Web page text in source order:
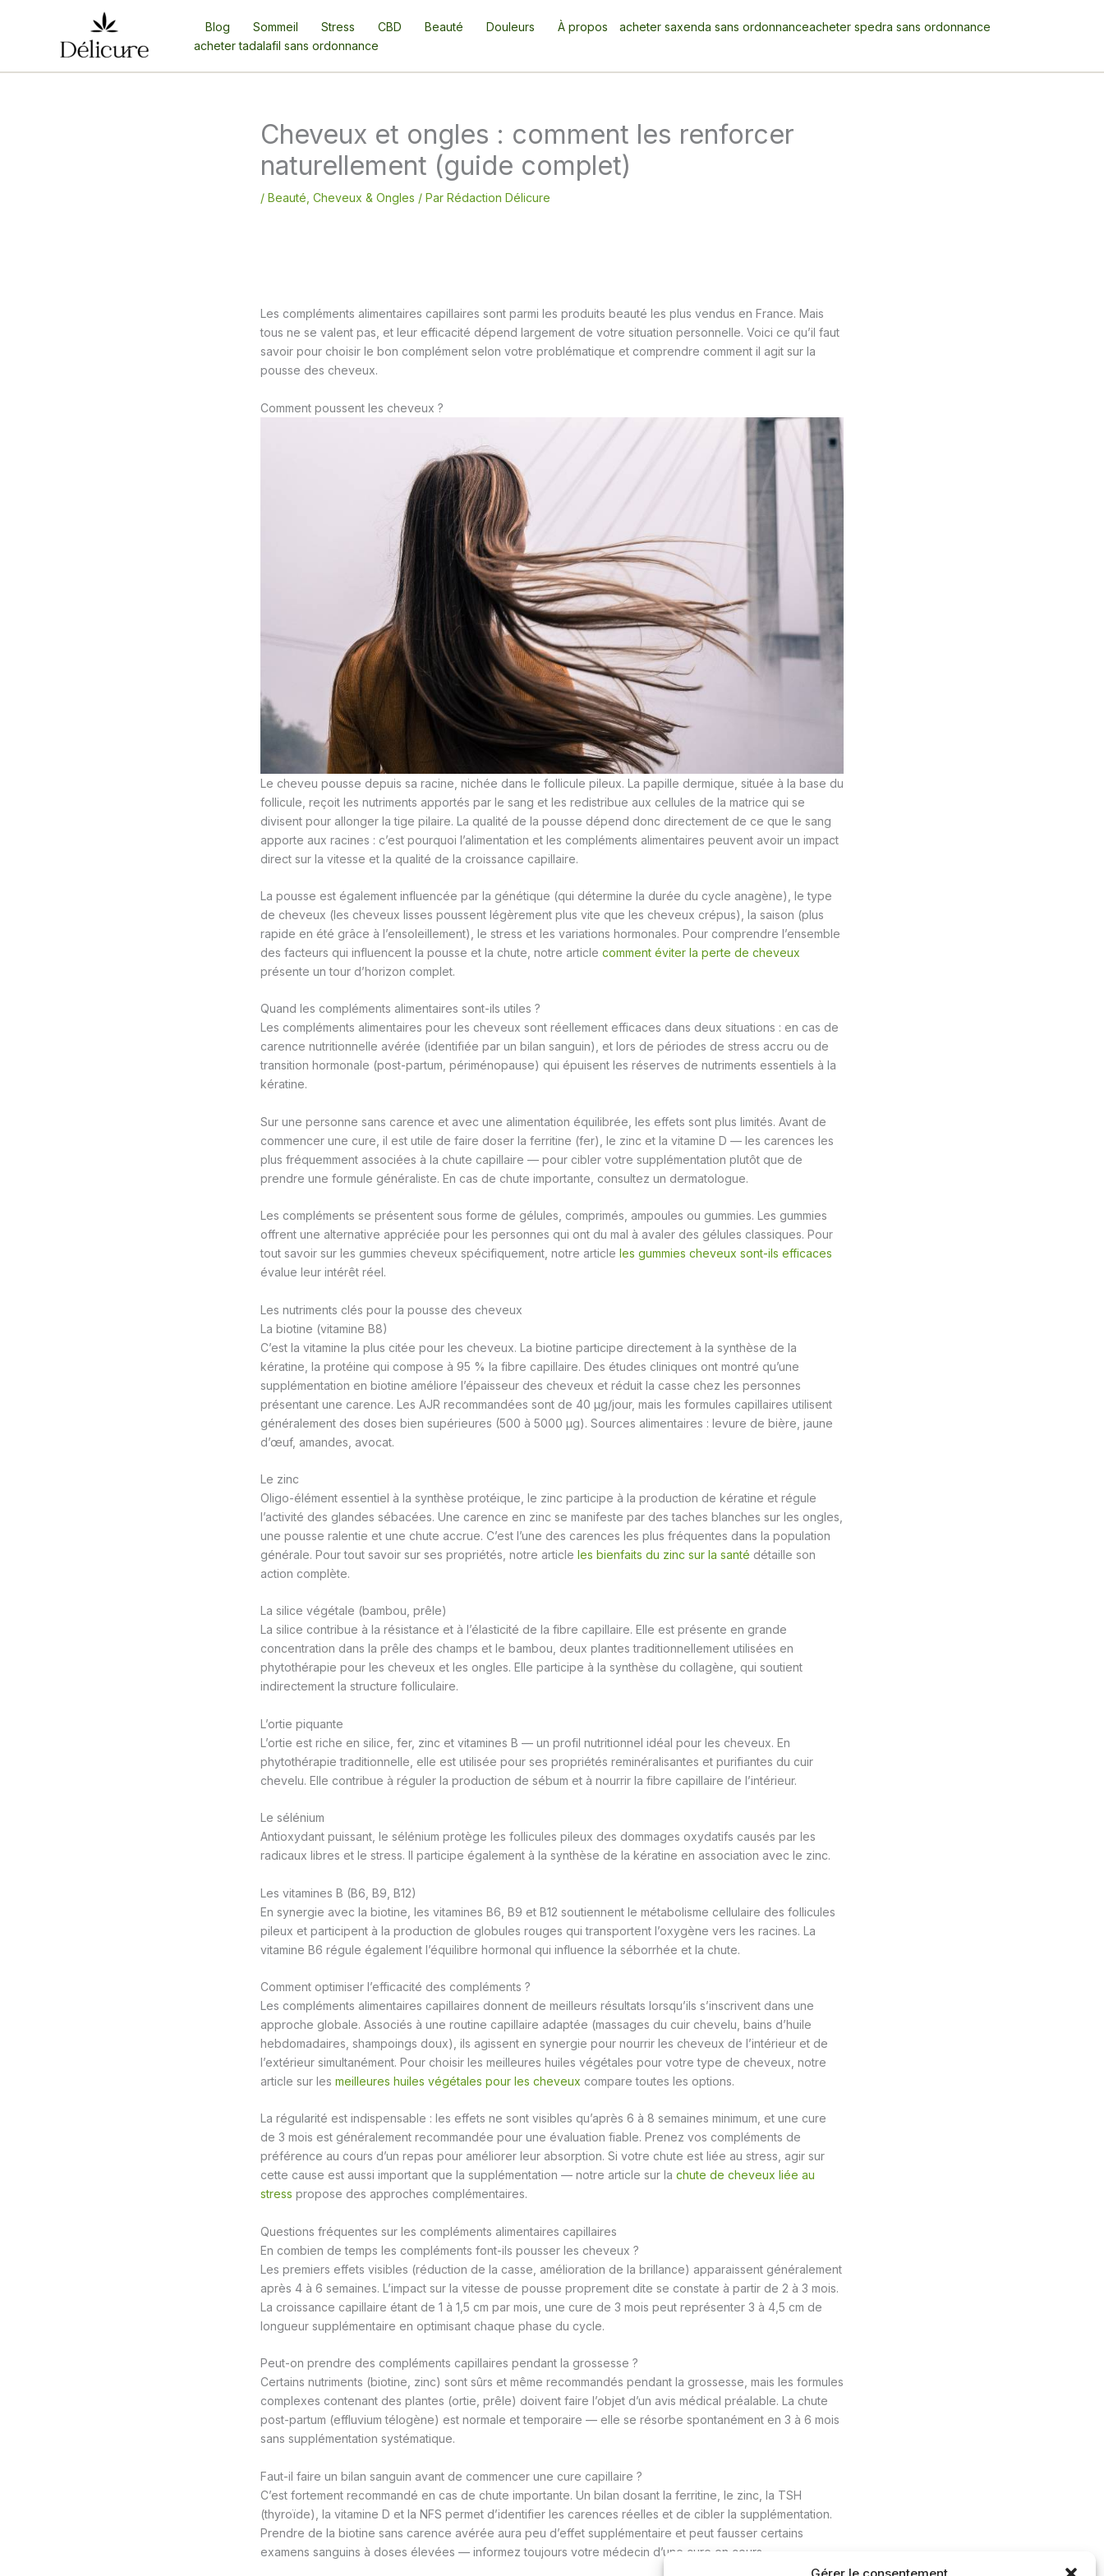
Blog Sommeil Stress CBD Beauté Douleurs À propos acheter saxenda sans ordonnanceacheter spedra sans ordonnance
acheter tadalafil sans ordonnance
Cheveux et ongles : comment les renforcer
naturellement (guide complet)
/ Beauté Cheveux & Ongles / Par Rédaction Délicure
Les compléments alimentaires capillaires sont parmi les produits beauté les plus vendus en France. Mais
tous ne se valent pas, et leur efficacité dépend largement de votre situation personnelle. Voici ce qu’il faut
savoir pour choisir le bon complément selon votre problématique et comprendre comment il agit sur la
pousse des cheveux.
Comment poussent les cheveux ?
Le cheveu pousse depuis sa racine, nichée dans le follicule pileux. La papille dermique, située à la base du
follicule, reçoit les nutriments apportés par le sang et les redistribue aux cellules de la matrice qui se
divisent pour allonger la tige pilaire. La qualité de la pousse dépend donc directement de ce que le sang
apporte aux racines : c’est pourquoi l’alimentation et les compléments alimentaires peuvent avoir un impact
direct sur la vitesse et la qualité de la croissance capillaire.
La pousse est également influencée par la génétique (qui détermine la durée du cycle anagène), le type
de cheveux (les cheveux lisses poussent légèrement plus vite que les cheveux crépus), la saison (plus
rapide en été grâce à l’ensoleillement), le stress et les variations hormonales. Pour comprendre l’ensemble
des facteurs qui influencent la pousse et la chute, notre article comment éviter la perte de cheveux
présente un tour d’horizon complet.
Quand les compléments alimentaires sont-ils utiles ?
Les compléments alimentaires pour les cheveux sont réellement efficaces dans deux situations : en cas de
carence nutritionnelle avérée (identifiée par un bilan sanguin), et lors de périodes de stress accru ou de
transition hormonale (post-partum, périménopause) qui épuisent les réserves de nutriments essentiels à la
kératine.
Sur une personne sans carence et avec une alimentation équilibrée, les effets sont plus limités. Avant de
commencer une cure, il est utile de faire doser la ferritine (fer), le zinc et la vitamine D — les carences les
plus fréquemment associées à la chute capillaire — pour cibler votre supplémentation plutôt que de
prendre une formule généraliste. En cas de chute importante, consultez un dermatologue.
Les compléments se présentent sous forme de gélules, comprimés, ampoules ou gummies. Les gummies
offrent une alternative appréciée pour les personnes qui ont du mal à avaler des gélules classiques. Pour
tout savoir sur les gummies cheveux spécifiquement, notre article les gummies cheveux sont-ils efficaces
évalue leur intérêt réel.
Les nutriments clés pour la pousse des cheveux
La biotine (vitamine B8)
C’est la vitamine la plus citée pour les cheveux. La biotine participe directement à la synthèse de la
kératine, la protéine qui compose à 95 % la fibre capillaire. Des études cliniques ont montré qu’une
supplémentation en biotine améliore l’épaisseur des cheveux et réduit la casse chez les personnes
présentant une carence. Les AJR recommandées sont de 40 µg/jour, mais les formules capillaires utilisent
généralement des doses bien supérieures (500 à 5000 µg). Sources alimentaires : levure de bière, jaune
d’œuf, amandes, avocat.
Le zinc
Oligo-élément essentiel à la synthèse protéique, le zinc participe à la production de kératine et régule
l’activité des glandes sébacées. Une carence en zinc se manifeste par des taches blanches sur les ongles,
une pousse ralentie et une chute accrue. C’est l’une des carences les plus fréquentes dans la population
générale. Pour tout savoir sur ses propriétés, notre article les bienfaits du zinc sur la santé détaille son
action complète.
La silice végétale (bambou, prêle)
La silice contribue à la résistance et à l’élasticité de la fibre capillaire. Elle est présente en grande
concentration dans la prêle des champs et le bambou, deux plantes traditionnellement utilisées en
phytothérapie pour les cheveux et les ongles. Elle participe à la synthèse du collagène, qui soutient
indirectement la structure folliculaire.
L’ortie piquante
L’ortie est riche en silice, fer, zinc et vitamines B — un profil nutritionnel idéal pour les cheveux. En
phytothérapie traditionnelle, elle est utilisée pour ses propriétés reminéralisantes et purifiantes du cuir
chevelu. Elle contribue à réguler la production de sébum et à nourrir la fibre capillaire de l’intérieur.
Le sélénium
Antioxydant puissant, le sélénium protège les follicules pileux des dommages oxydatifs causés par les
radicaux libres et le stress. Il participe également à la synthèse de la kératine en association avec le zinc.
Les vitamines B (B6, B9, B12)
En synergie avec la biotine, les vitamines B6, B9 et B12 soutiennent le métabolisme cellulaire des follicules
pileux et participent à la production de globules rouges qui transportent l’oxygène vers les racines. La
vitamine B6 régule également l’équilibre hormonal qui influence la séborrhée et la chute.
Comment optimiser l’efficacité des compléments ?
Les compléments alimentaires capillaires donnent de meilleurs résultats lorsqu’ils s’inscrivent dans une
approche globale. Associés à une routine capillaire adaptée (massages du cuir chevelu, bains d’huile
hebdomadaires, shampoings doux), ils agissent en synergie pour nourrir les cheveux de l’intérieur et de
l’extérieur simultanément. Pour choisir les meilleures huiles végétales pour votre type de cheveux, notre
article sur les meilleures huiles végétales pour les cheveux compare toutes les options.
La régularité est indispensable : les effets ne sont visibles qu’après 6 à 8 semaines minimum, et une cure
de 3 mois est généralement recommandée pour une évaluation fiable. Prenez vos compléments de
préférence au cours d’un repas pour améliorer leur absorption. Si votre chute est liée au stress, agir sur
cette cause est aussi important que la supplémentation — notre article sur la chute de cheveux liée au
stress propose des approches complémentaires.
Questions fréquentes sur les compléments alimentaires capillaires
En combien de temps les compléments font-ils pousser les cheveux ?
Les premiers effets visibles (réduction de la casse, amélioration de la brillance) apparaissent généralement
après 4 à 6 semaines. L’impact sur la vitesse de pousse proprement dite se constate à partir de 2 à 3 mois.
La croissance capillaire étant de 1 à 1,5 cm par mois, une cure de 3 mois peut représenter 3 à 4,5 cm de
longueur supplémentaire en optimisant chaque phase du cycle.
Peut-on prendre des compléments capillaires pendant la grossesse ?
Certains nutriments (biotine, zinc) sont sûrs et même recommandés pendant la grossesse, mais les formules
complexes contenant des plantes (ortie, prêle) doivent faire l’objet d’un avis médical préalable. La chute
post-partum (effluvium télogène) est normale et temporaire — elle se résorbe spontanément en 3 à 6 mois
sans supplémentation systématique.
Faut-il faire un bilan sanguin avant de commencer une cure capillaire ?
C’est fortement recommandé en cas de chute importante. Un bilan dosant la ferritine, le zinc, la TSH
(thyroïde), la vitamine D et la NFS permet d’identifier les carences réelles et de cibler la supplémentation.
Prendre de la biotine sans carence avérée aura peu d’effet supplémentaire et peut fausser certains
examens sanguins à doses élevées — informez toujours votre médecin d’une cure en cours.